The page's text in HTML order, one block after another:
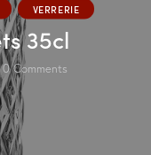
VERRERIE
35cl
0 Comments